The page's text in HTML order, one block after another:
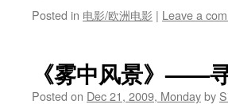
Posted in 电影/欧洲电影 | Leave a
《雾中风景》——
Posted on Dec 21, 2009, Mondayby